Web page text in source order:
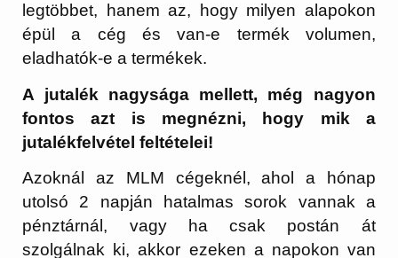
legtöbbet, hanem az, hogy milyen alapokon
épül a cég és van-e termék volumen,
eladhatók-e a termékek.
A jutalék nagysága mellett, még nagyon
fontos azt is megnézni, hogy mik a
jutalékfelvétel feltételei!
Azoknál az MLM cégeknél, ahol a hónap
utolsó 2 napján hatalmas sorok vannak a
pénztárnál, vagy ha csak postán át
szolgálnak ki, akkor ezeken a napokon van